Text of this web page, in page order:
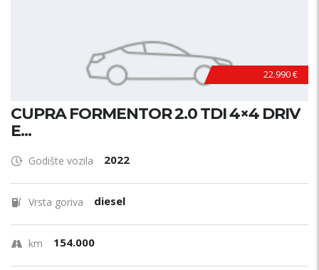
22.990 €
CUPRA FORMENTOR 2.0 TDI 4×4 DRIV
E...
Godište vozila 2022
Vrsta goriva diesel
km 154.000